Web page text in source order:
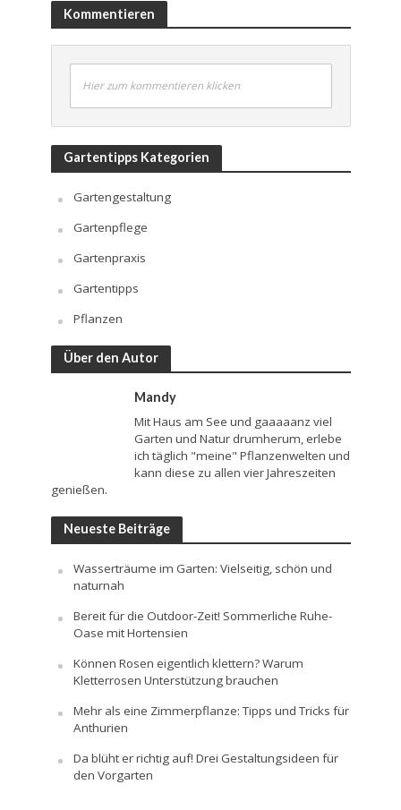
Kommentieren
Hier zum kommentieren klicken
Gartentipps Kategorien
Gartengestaltung
Gartenpflege
Gartenpraxis
Gartentipps
Pflanzen
Über den Autor
Mandy
Mit Haus am See und gaaaaanz viel
Garten und Natur drumherum, erlebe
ich täglich "meine" Pflanzenwelten und
kann diese zu allen vier Jahreszeiten
genießen.
Neueste Beiträge
Wasserträume im Garten: Vielseitig, schön und
naturnah
Bereit für die Outdoor-Zeit! Sommerliche Ruhe-
Oase mit Hortensien
Können Rosen eigentlich klettern? Warum
Kletterrosen Unterstützung brauchen
Mehr als eine Zimmerpflanze: Tipps und Tricks für
Anthurien
Da blüht er richtig auf! Drei Gestaltungsideen für
den Vorgarten